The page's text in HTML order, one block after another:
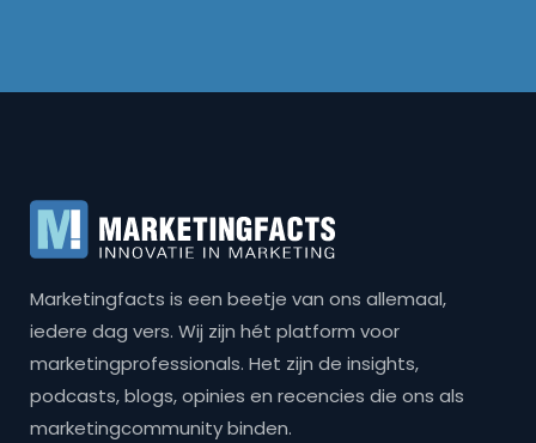
Marketingfacts is een beetje van ons allemaal,
iedere dag vers. Wij zijn hét platform voor
marketingprofessionals. Het zijn de insights,
podcasts, blogs, opinies en recencies die ons als
marketingcommunity binden.